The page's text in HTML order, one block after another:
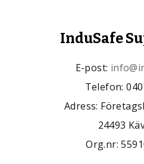
InduSafe
E-post:
Telefon:
Adress:
24493
Org.nr: